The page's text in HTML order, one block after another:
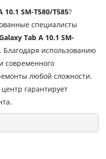
10.1 SM-T580/T585?
специалисты
Tab A 10.1 SM-
Благодаря использованию
современного
любой сложности.
гарантирует